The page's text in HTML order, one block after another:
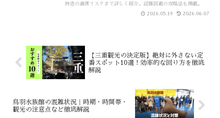
特急の満席リスクまで詳しく紹介。混雑回避の攻略法も掲載。
2026.05.19 2026.06.07
【三重観光の決定版】絶対に外さない定
番スポット10選！効率的な回り方を徹底
解説
鳥羽水族館の混雑状況｜時期・時間帯・
観光の注意点など徹底解説